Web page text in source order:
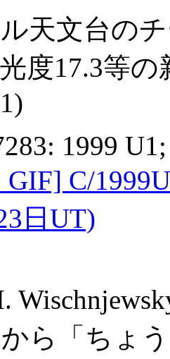
天文台の
度17.3等
1999
C/
日UT)
ら「ちょ